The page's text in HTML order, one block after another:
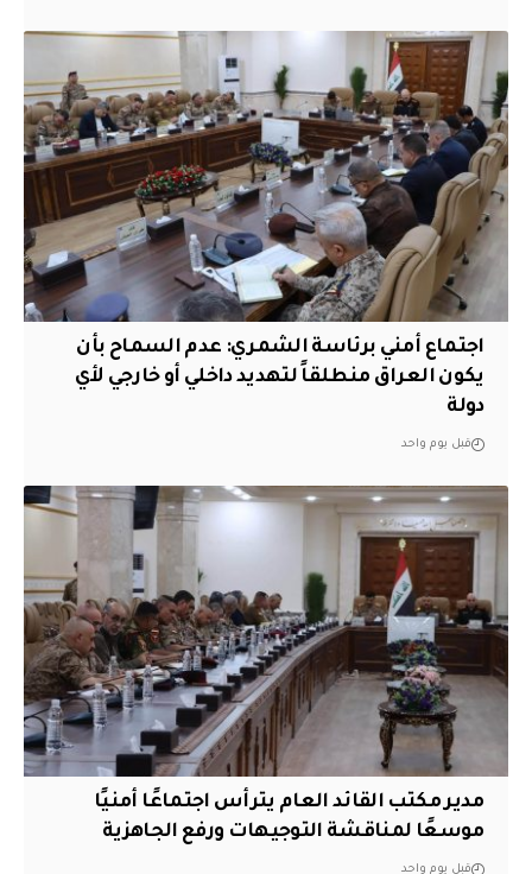
اجتماع أمني برئاسة الشمري: عدم السماح بأن
يكون العراق منطلقاً لتهديد داخلي أو خارجي لأي
دولة
قبل يوم واحد
مدير مكتب القائد العام يترأس اجتماعًا أمنيًا
موسعًا لمناقشة التوجيهات ورفع الجاهزية
قبل يوم واحد